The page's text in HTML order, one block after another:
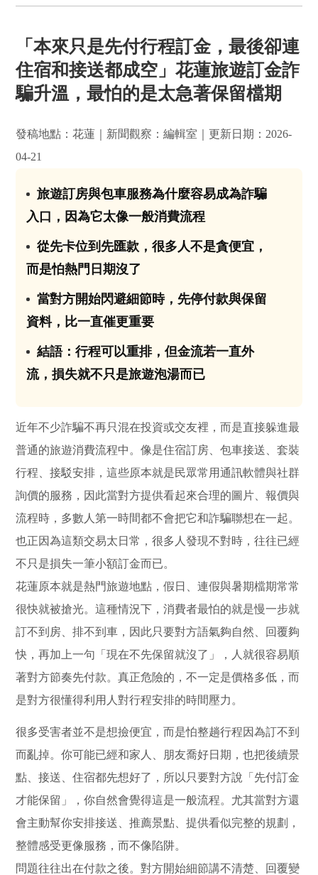
「本來只是先付行程訂金，最後卻連
住宿和接送都成空」花蓮旅遊訂金詐
騙升溫，最怕的是太急著保留檔期
發稿地點：花蓮｜新聞觀察：編輯室｜更新日期：2026-
04-21
旅遊訂房與包車服務為什麼容易成為詐騙
入口，因為它太像一般消費流程
從先卡位到先匯款，很多人不是貪便宜，
而是怕熱門日期沒了
當對方開始閃避細節時，先停付款與保留
資料，比一直催更重要
結語：行程可以重排，但金流若一直外
流，損失就不只是旅遊泡湯而已
近年不少詐騙不再只混在投資或交友裡，而是直接躲進最
普通的旅遊消費流程中。像是住宿訂房、包車接送、套裝
行程、接駁安排，這些原本就是民眾常用通訊軟體與社群
詢價的服務，因此當對方提供看起來合理的圖片、報價與
流程時，多數人第一時間都不會把它和詐騙聯想在一起。
也正因為這類交易太日常，很多人發現不對時，往往已經
不只是損失一筆小額訂金而已。
花蓮原本就是熱門旅遊地點，假日、連假與暑期檔期常常
很快就被搶光。這種情況下，消費者最怕的就是慢一步就
訂不到房、排不到車，因此只要對方語氣夠自然、回覆夠
快，再加上一句「現在不先保留就沒了」，人就很容易順
著對方節奏先付款。真正危險的，不一定是價格多低，而
是對方很懂得利用人對行程安排的時間壓力。
很多受害者並不是想撿便宜，而是怕整趟行程因為訂不到
而亂掉。你可能已經和家人、朋友喬好日期，也把後續景
點、接送、住宿都先想好了，所以只要對方說「先付訂金
才能保留」，你自然會覺得這是一般流程。尤其當對方還
會主動幫你安排接送、推薦景點、提供看似完整的規劃，
整體感受更像服務，而不像陷阱。
問題往往出在付款之後。對方開始細節講不清楚、回覆變